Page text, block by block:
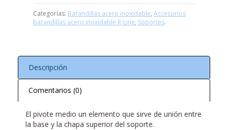
Categorías: Barandillas acero inoxidable, Accesorios
barandillas acero inoxidable R-Line, Soportes.
Descripción
Comentarios (0)
El pivote medio un elemento que sirve de unión entre
la base y la chapa superior del soporte.